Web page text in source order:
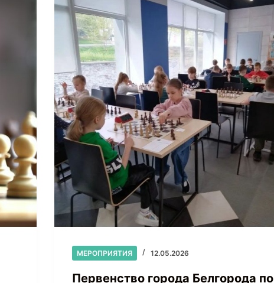
МЕРОПРИЯТИЯ 12.05.2026
Первенство города Белгорода по